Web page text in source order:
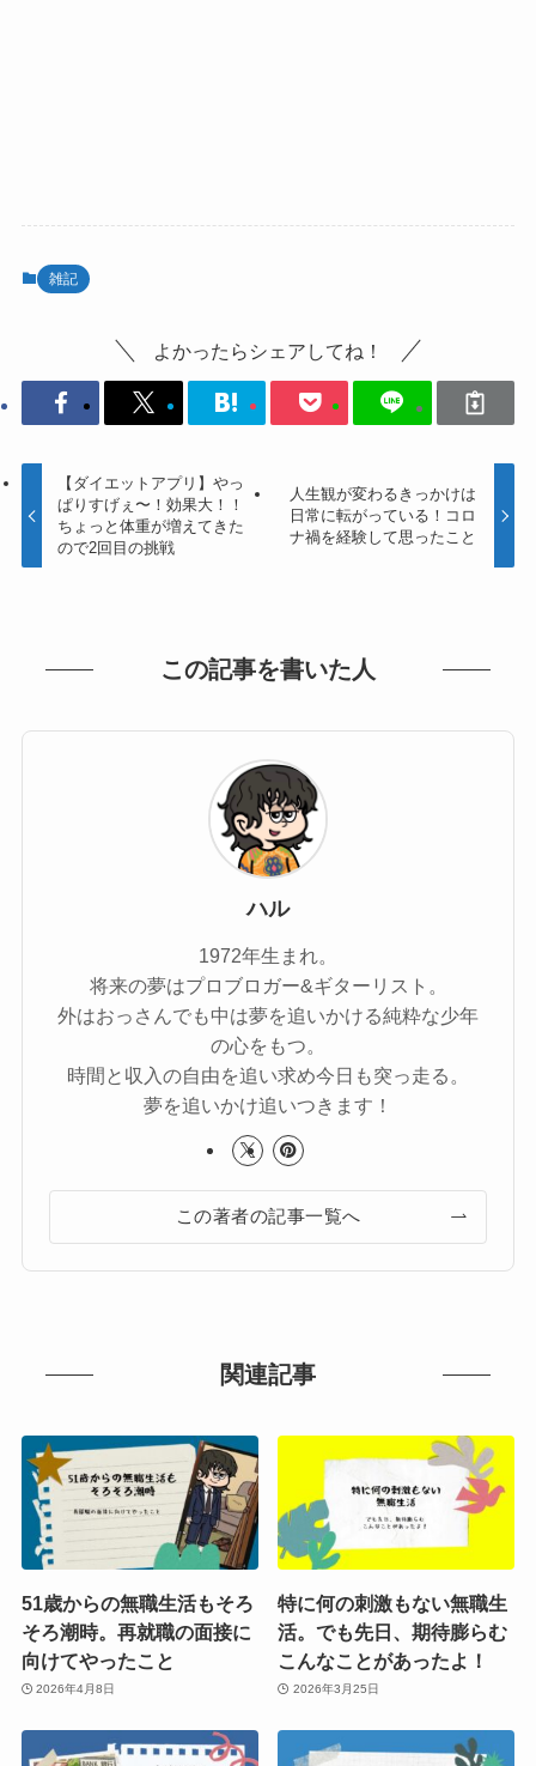
雑記
よかったらシェアしてね！
【ダイエットアプリ】やっ
ぱりすげぇ〜！効果大！！
ちょっと体重が増えてきた
ので2回目の挑戦
人生観が変わるきっかけは
日常に転がっている！コロ
ナ禍を経験して思ったこと
この記事を書いた人
ハル
1972年生まれ。
将来の夢はプロブロガー&ギターリスト。
外はおっさんでも中は夢を追いかける純粋な少年
の心をもつ。
時間と収入の自由を追い求め今日も突っ走る。
夢を追いかけ追いつきます！
この著者の記事一覧へ
関連記事
51歳からの無職生活もそろ
そろ潮時。再就職の面接に
向けてやったこと
2026年4月8日
特に何の刺激もない無職生
活。でも先日、期待膨らむ
こんなことがあったよ！
2026年3月25日